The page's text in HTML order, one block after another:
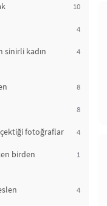
10
4
sinirli kadın
4
8
8
fotoğraflar 4
birden
1
4